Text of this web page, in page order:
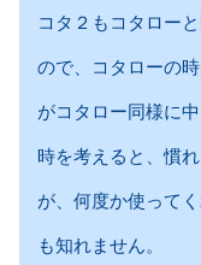
コタ２もコタロー
ので、コタローの
がコタロー同様に
時を考えると、慣
が、何度か使って
も知れません。